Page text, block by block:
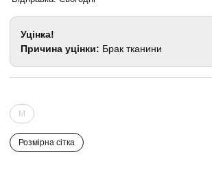
Уцінка!
Причина уцінки: Брак тканини
M
Розмірна сітка